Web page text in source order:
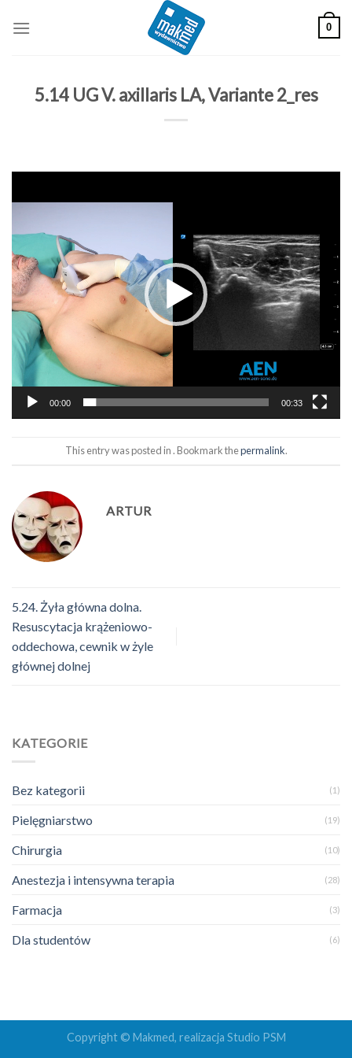
0
5.14 UG V. axillaris LA, Variante 2_res
video
00:00 00:33
This entry was posted in . Bookmark thepermalink.
ARTUR
5.24. Żyła główna dolna.
Resuscytacja krążeniowo-
oddechowa, cewnik w żyle
głównej dolnej
KATEGORIE
Bez kategorii (1)
Pielęgniarstwo (19)
Chirurgia (10)
Anestezja i intensywna terapia (28)
Farmacja (3)
Dla studentów (6)
Copyright © Makmed, realizacja Studio PSM